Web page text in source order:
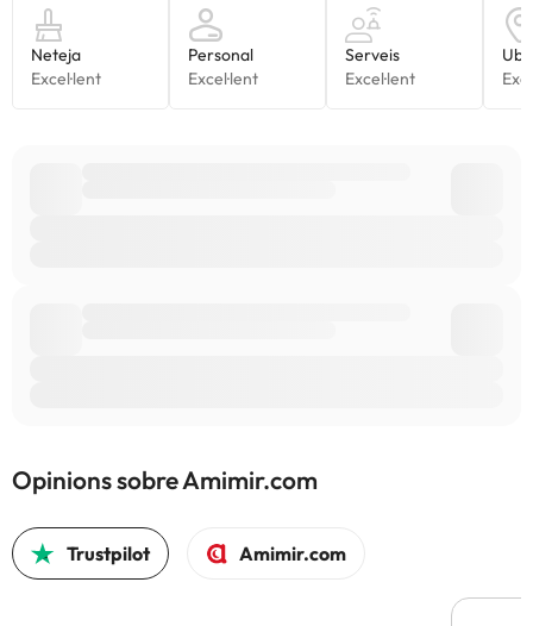
Opinions sobre Amimir.com
Trustpilot Amimir.com